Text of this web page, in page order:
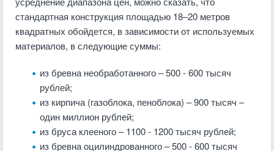
стандартная конструкция площадью 18–20 метров
квадратных обойдется, в зависимости от используемых
материалов, в следующие суммы:
из бревна необработанного – 500 - 600 тысяч
рублей;
из кирпича (газоблока, пеноблока) – 900 тысяч –
один миллион рублей;
из бруса клееного – 1100 - 1200 тысяч рублей;
из бревна оцилиндрованного – 500 - 600 тысяч